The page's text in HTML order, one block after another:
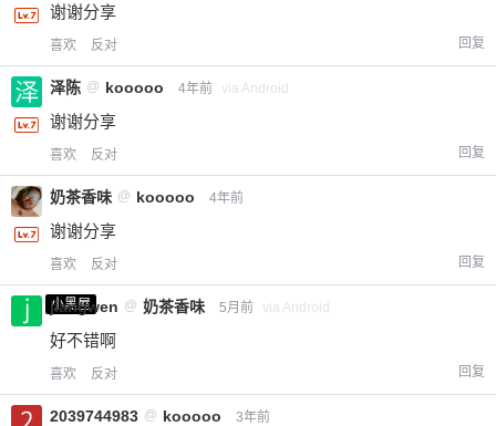
谢谢分享
喜欢 反对 回复
泽陈 @ kooooo 4年前 via Android
谢谢分享
喜欢 反对 回复
奶茶香味 @ kooooo 4年前
谢谢分享
喜欢 反对 回复
小黑屋
jiangwen @ 奶茶香味 5月前 via Android
好不错啊
喜欢 反对 回复
2039744983 @ kooooo 3年前